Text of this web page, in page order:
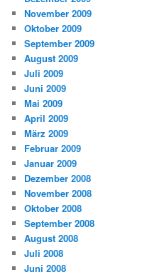
November 2009
Oktober 2009
September 2009
August 2009
Juli 2009
Juni 2009
Mai 2009
April 2009
März 2009
Februar 2009
Januar 2009
Dezember 2008
November 2008
Oktober 2008
September 2008
August 2008
Juli 2008
Juni 2008